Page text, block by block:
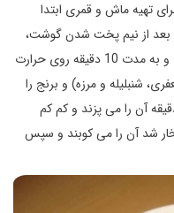
تهیه ماش و قمری ابتدا
بعد از نیم پخت شدن گوشت،
کلم قمری رنده شده را به آن اضافه می کنند و به مدت 10 دقیقه روی حرارت
شنبلیله و مرزه) و برنج را
قبل اضافه می کنند و مجدد 20 دقیقه آن را می پزند و کم کم
شد آن را می کوبند و سپس